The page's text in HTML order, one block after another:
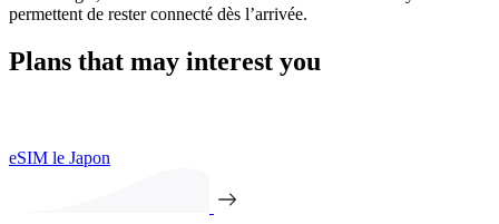
permettent de rester connecté dès l’arrivée.
Plans that may interest you
eSIM le Japon